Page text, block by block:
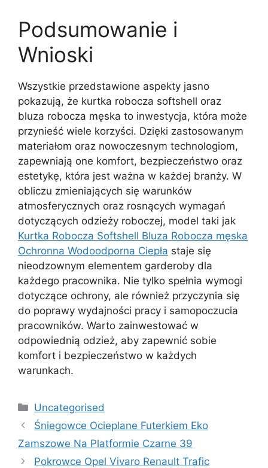
Podsumowanie i
Wnioski
Wszystkie przedstawione aspekty jasno
pokazują, że kurtka robocza softshell oraz
bluza robocza męska to inwestycja, która może
przynieść wiele korzyści. Dzięki zastosowanym
materiałom oraz nowoczesnym technologiom,
zapewniają one komfort, bezpieczeństwo oraz
estetykę, która jest ważna w każdej branży. W
obliczu zmieniających się warunków
atmosferycznych oraz rosnących wymagań
dotyczących odzieży roboczej, model taki jak
Kurtka Robocza Softshell Bluza Robocza męska
Ochronna Wodoodporna Ciepła staje się
nieodzownym elementem garderoby dla
każdego pracownika. Nie tylko spełnia wymogi
dotyczące ochrony, ale również przyczynia się
do poprawy wydajności pracy i samopoczucia
pracowników. Warto zainwestować w
odpowiednią odzież, aby zapewnić sobie
komfort i bezpieczeństwo w każdych
warunkach.
Kategorie
Uncategorised
Śniegowce Ocieplane Futerkiem Eko
Zamszowe Na Platformie Czarne 39
Pokrowce Opel Vivaro Renault Trafic